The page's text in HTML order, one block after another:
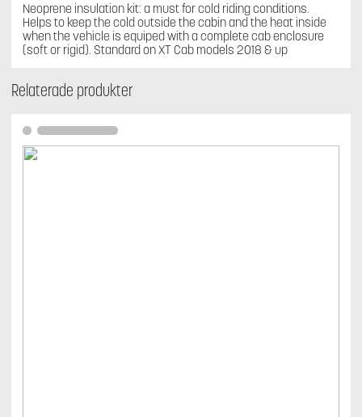
Neoprene insulation kit: a must for cold riding conditions.
Helps to keep the cold outside the cabin and the heat inside
when the vehicle is equiped with a complete cab enclosure
(soft or rigid). Standard on XT Cab models 2018 & up
Relaterade produkter